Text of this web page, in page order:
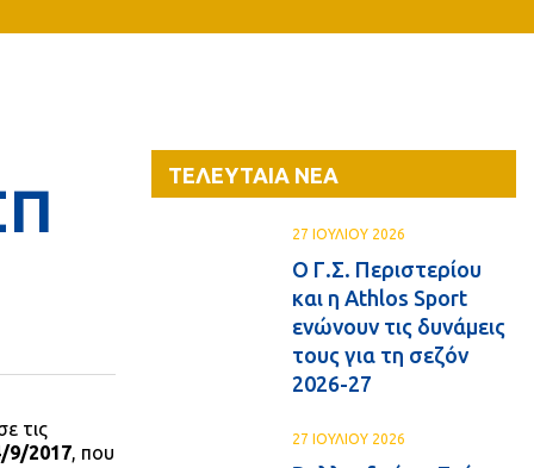
τις
9/2017, που
ΤΕΛΕΥΤΑΙΑ ΝΕΑ
27 ΙΟΥΛΙΟΥ 2026
Ο Γ.Σ. Περιστερίου
και η Athlos Sport
ενώνουν τις δυνάμεις
τους για τη σεζόν
2026-27
27 ΙΟΥΛΙΟΥ 2026